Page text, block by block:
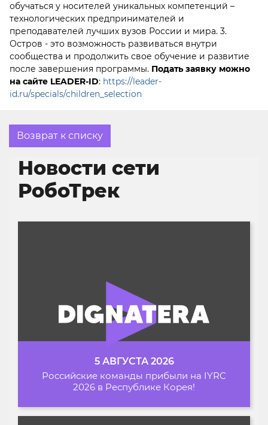
обучаться у носителей уникальных компетенций –
технологических предпринимателей и
преподавателей лучших вузов России и мира. 3.
Остров - это возможность развиваться внутри
сообщества и продолжить свое обучение и развитие
после завершения программы. Подать заявку можно
на сайте LEADER-ID: https://leader-
id.ru/specials/children_selection
Возврат к списку
Новости сети
РобоТрек
5 АВГУСТА 2026
Российские команды прибыли на IYRC
2026 в Республике Корея!